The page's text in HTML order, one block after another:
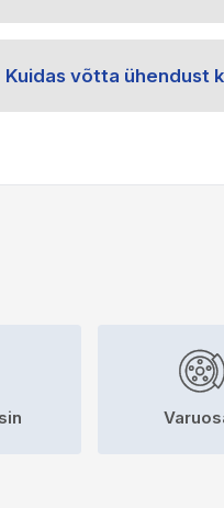
Kuidas võtta ühendust